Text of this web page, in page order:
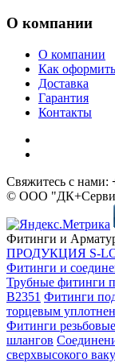
О компании
О компании
Как оформить
Доставка
Гарантия
Контакты
Свяжитесь с нами:
© ООО
Фитинги и
ПРОДУКЦИЯ S-
Фитинги и
Трубные фитинги
B2351 Фитинги
торцевым
Фитинги
шлангов
сверхвысокого